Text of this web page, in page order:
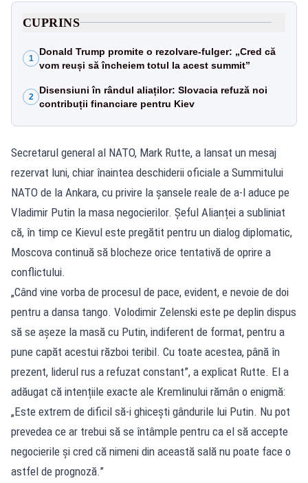
CUPRINS
1
Donald Trump promite o rezolvare-fulger: „Cred că
vom reuși să încheiem totul la acest summit”
2
Disensiuni în rândul aliaților: Slovacia refuză noi
contribuții financiare pentru Kiev
Secretarul general al NATO, Mark Rutte, a lansat un mesaj
rezervat luni, chiar înaintea deschiderii oficiale a Summitului
NATO de la Ankara, cu privire la șansele reale de a-l aduce pe
Vladimir Putin la masa negocierilor. Șeful Alianței a subliniat
că, în timp ce Kievul este pregătit pentru un dialog diplomatic,
Moscova continuă să blocheze orice tentativă de oprire a
conflictului.
„Când vine vorba de procesul de pace, evident, e nevoie de doi
pentru a dansa tango. Volodimir Zelenski este pe deplin dispus
să se așeze la masă cu Putin, indiferent de format, pentru a
pune capăt acestui război teribil. Cu toate acestea, până în
prezent, liderul rus a refuzat constant”, a explicat Rutte. El a
adăugat că intențiile exacte ale Kremlinului rămân o enigmă:
„Este extrem de dificil să-i ghicești gândurile lui Putin. Nu pot
prevedea ce ar trebui să se întâmple pentru ca el să accepte
negocierile și cred că nimeni din această sală nu poate face o
astfel de prognoză.”